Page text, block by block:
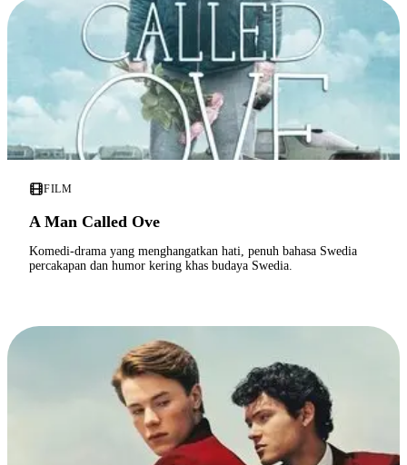
FILM
A Man Called Ove
Komedi-drama yang menghangatkan hati, penuh bahasa Swedia
percakapan dan humor kering khas budaya Swedia.